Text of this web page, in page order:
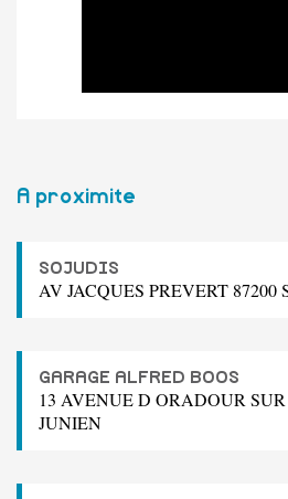
A proximite
SOJUDIS
AV JACQUES PREVERT 87200
GARAGE ALFRED BOOS
13 AVENUE D ORADOUR
JUNIEN